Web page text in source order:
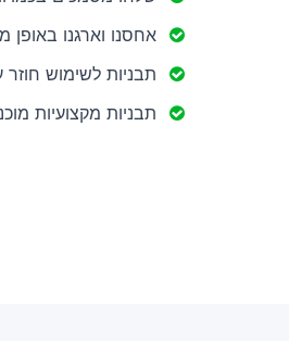
אחסנו וארגנו
תבניות לשימוש חוזר
תבניות מקצועיות